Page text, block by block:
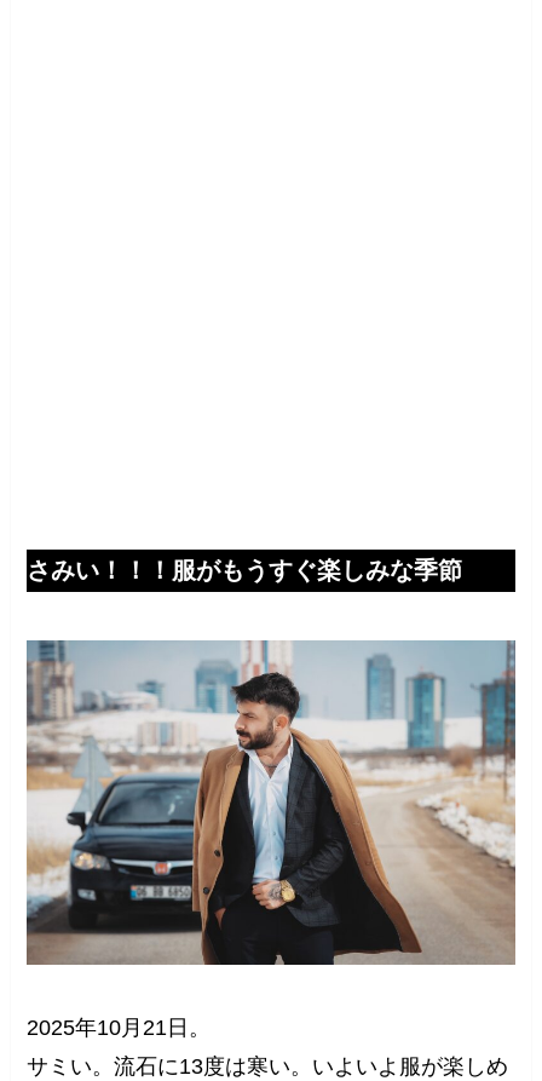
さみい！！！服がもうすぐ楽しみな季節
2025年10月21日。
サミい。流石に13度は寒い。いよいよ服が楽しめ